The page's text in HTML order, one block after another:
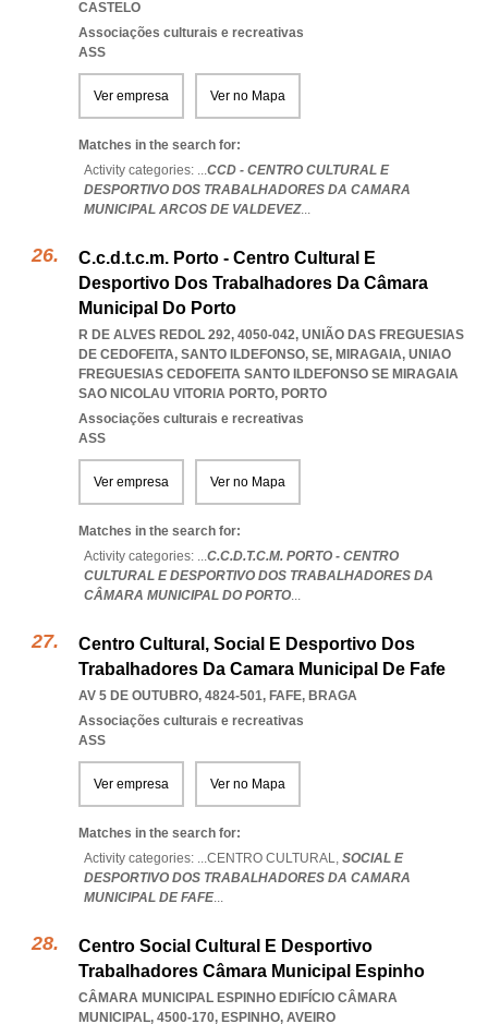
CASTELO
Associações culturais e recreativas
ASS
Ver empresa Ver no Mapa
Matches in the search for:
Activity categories: ...CCD - CENTRO CULTURAL E
DESPORTIVO DOS TRABALHADORES DA CAMARA
MUNICIPAL ARCOS DE VALDEVEZ...
C.c.d.t.c.m. Porto - Centro Cultural E
Desportivo Dos Trabalhadores Da Câmara
Municipal Do Porto
R DE ALVES REDOL 292, 4050-042, UNIÃO DAS FREGUESIAS
DE CEDOFEITA, SANTO ILDEFONSO, SE, MIRAGAIA, UNIAO
FREGUESIAS CEDOFEITA SANTO ILDEFONSO SE MIRAGAIA
SAO NICOLAU VITORIA PORTO, PORTO
Associações culturais e recreativas
ASS
Ver empresa Ver no Mapa
Matches in the search for:
Activity categories: ...C.C.D.T.C.M. PORTO - CENTRO
CULTURAL E DESPORTIVO DOS TRABALHADORES DA
CÂMARA MUNICIPAL DO PORTO...
Centro Cultural, Social E Desportivo Dos
Trabalhadores Da Camara Municipal De Fafe
AV 5 DE OUTUBRO, 4824-501, FAFE, BRAGA
Associações culturais e recreativas
ASS
Ver empresa Ver no Mapa
Matches in the search for:
Activity categories: ...CENTRO CULTURAL, SOCIAL E
DESPORTIVO DOS TRABALHADORES DA CAMARA
MUNICIPAL DE FAFE...
Centro Social Cultural E Desportivo
Trabalhadores Câmara Municipal Espinho
CÂMARA MUNICIPAL ESPINHO EDIFÍCIO CÂMARA
MUNICIPAL, 4500-170, ESPINHO, AVEIRO